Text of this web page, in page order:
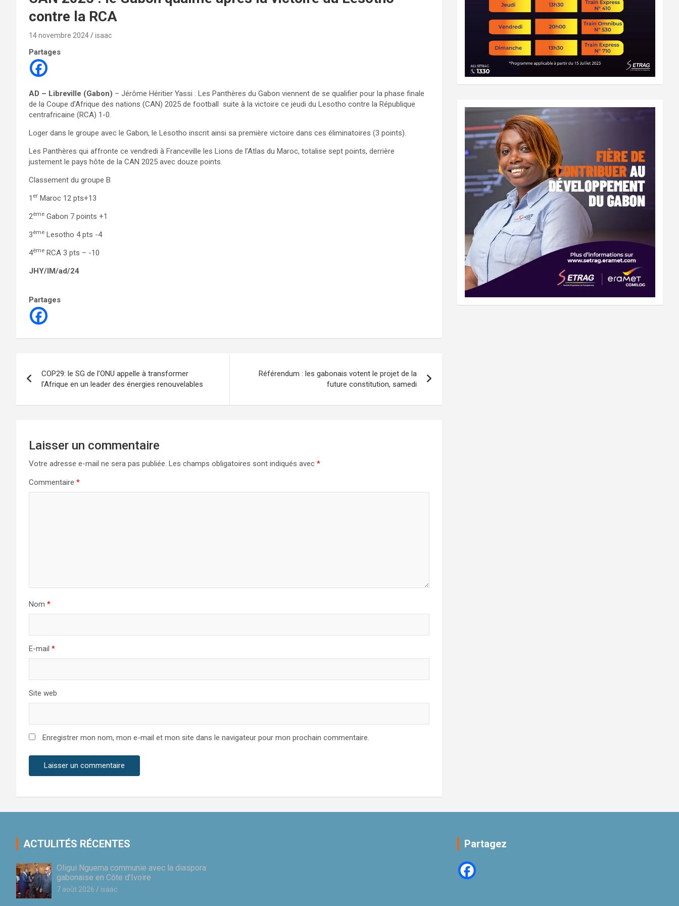
contre la RCA
14 novembre 2024 isaac
Partages
AD – Libreville (Gabon) – Jérôme Héritier Yassi : Les Panthères du Gabon viennent de se qualifier pour la phase finale
de la Coupe d’Afrique des nations (CAN) 2025 de football suite à la victoire ce jeudi du Lesotho contre la République
centrafricaine (RCA) 1-0.
Loger dans le groupe avec le Gabon, le Lesotho inscrit ainsi sa première victoire dans ces éliminatoires (3 points).
Les Panthères qui affronte ce vendredi à Franceville les Lions de l’Atlas du Maroc, totalise sept points, derrière
justement le pays hôte de la CAN 2025 avec douze points.
Classement du groupe B
1 er Maroc 12 pts+13
2ème Gabon 7 points +1
3ème Lesotho 4 pts -4
4ème RCA 3 pts – -10
JHY/IM/ad/24
Partages
de
l’article
COP29: le SG de l’ONU appelle à transformer
l’Afrique en un leader des énergies renouvelables
Référendum : les gabonais votent le projet de la
future constitution, samedi
Laisser un commentaire
Votre adresse e-mail ne sera pas publiée. Les champs obligatoires sont indiqués avec *
Commentaire *
Nom *
E-mail *
Site web
Enregistrer mon nom, mon e-mail et mon site dans le navigateur pour mon prochain commentaire.
ACTULITÉS RÉCENTES
Oligui Nguema communie avec la diaspora
gabonaise en Côte d’Ivoire
7 août 2026 isaac
Partagez